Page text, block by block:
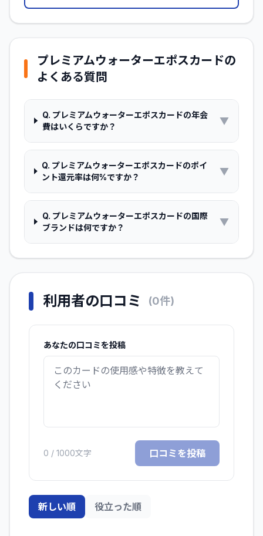
プレミアムウォーターエポスカードの
よくある質問
Q. プレミアムウォーターエポスカードの年会
費はいくらですか？
▼
Q. プレミアムウォーターエポスカードのポイ
ント還元率は何%ですか？
▼
Q. プレミアムウォーターエポスカードの国際
ブランドは何ですか？
▼
利用者の口コミ (0件)
あなたの口コミを投稿
0 / 1000文字 口コミを投稿
新しい順 役立った順